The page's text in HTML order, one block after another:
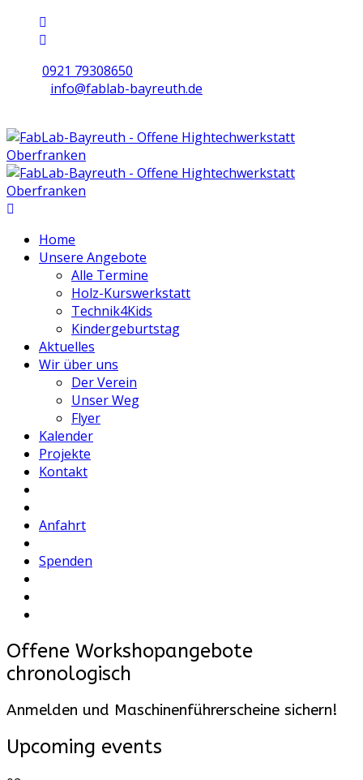
0921 79308650
info@fablab-bayreuth.de
Home
Unsere Angebote
Alle Termine
Holz-Kurswerkstatt
Technik4Kids
Kindergeburtstag
Aktuelles
Wir über uns
Der Verein
Unser Weg
Flyer
Kalender
Projekte
Kontakt
Anfahrt
Spenden
Offene Workshopangebote
chronologisch
Anmelden und Maschinenführerscheine sichern!
Upcoming events